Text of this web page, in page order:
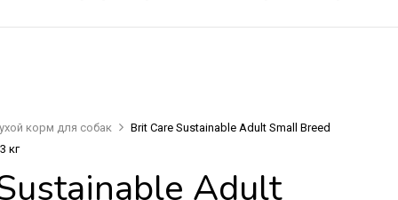
корм для собак
Brit Care Sustainable Adult Small Breed
кг
Adult